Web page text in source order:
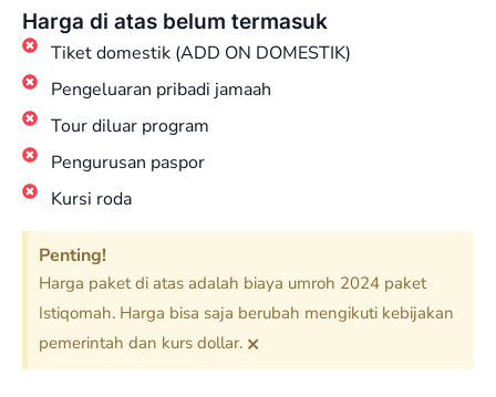
Harga di atas belum termasuk
Tiket domestik (ADD ON DOMESTIK)
Pengeluaran pribadi jamaah
Tour diluar program
Pengurusan paspor
Kursi roda
Penting!
Harga paket di atas adalah biaya umroh 2024 paket
Istiqomah. Harga bisa saja berubah mengikuti kebijakan
pemerintah dan kurs dollar. ×